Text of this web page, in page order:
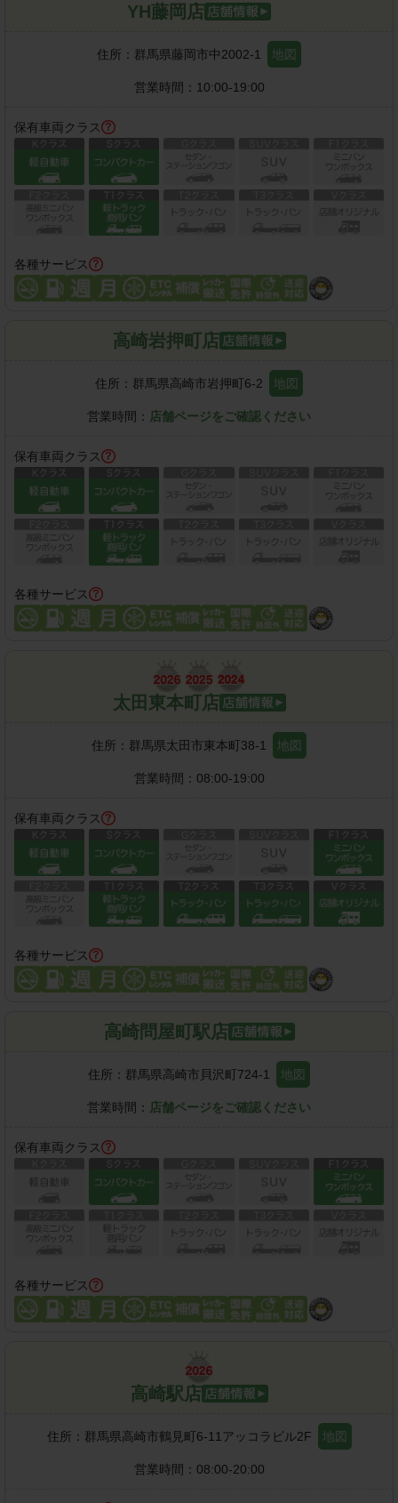
YH藤岡店
住所： 群馬県藤岡市中2002-1 地図
営業時間： 10:00-19:00
保有車両クラス
各種サービス
高崎岩押町店
住所： 群馬県高崎市岩押町6-2 地図
営業時間： 店舗ページをご確認ください
保有車両クラス
各種サービス
太田東本町店
住所： 群馬県太田市東本町38-1 地図
営業時間： 08:00-19:00
保有車両クラス
各種サービス
高崎問屋町駅店
住所： 群馬県高崎市貝沢町724-1 地図
営業時間： 店舗ページをご確認ください
保有車両クラス
各種サービス
高崎駅店
住所： 群馬県高崎市鶴見町6-11アッコラビル2F 地図
営業時間： 08:00-20:00